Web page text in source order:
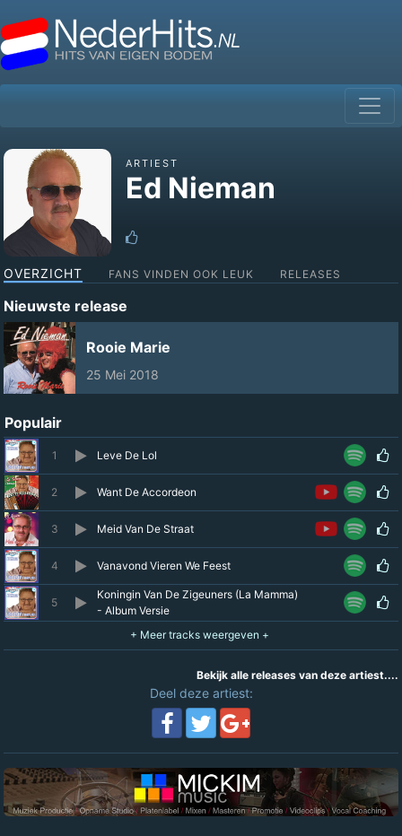
ARTIEST
Ed Nieman
OVERZICHT FANS VINDEN OOK LEUK RELEASES
Nieuwste release
Rooie Marie
25 Mei 2018
Populair
1 Leve De Lol
2 Want De Accordeon
3 Meid Van De Straat
4 Vanavond Vieren We Feest
5
Koningin Van De Zigeuners (La Mamma)
- Album Versie
Bekijk alle releases van deze artiest....
Deel deze artiest: